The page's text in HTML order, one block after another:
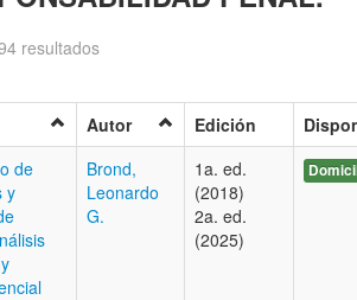
resultados
Autor Edición
de
y
Brond,
Leonardo
G.
1a. ed.
(2018)
2a. ed.
(2025)